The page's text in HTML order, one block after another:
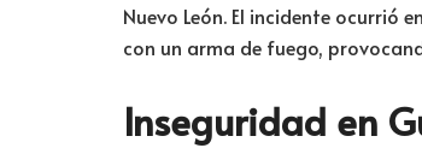
Nuevo León. El incidente ocurrió
con un arma de fuego,
Inseguridad en